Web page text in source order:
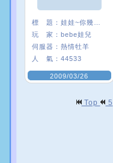
標 題：
玩 家： bebe娃兒
伺服器： 熱情牡羊
人 氣： 44533
2009/03/26
Top 5